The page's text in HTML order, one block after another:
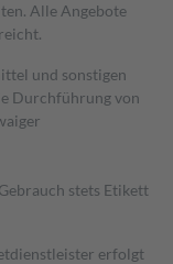
Alle Angebote
und sonstigen
Durchführung von
stets Etikett
erfolgt